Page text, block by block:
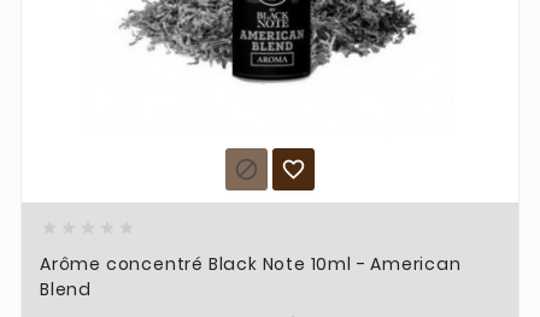
 
Arôme concentré Black Note 10ml - American
Blend